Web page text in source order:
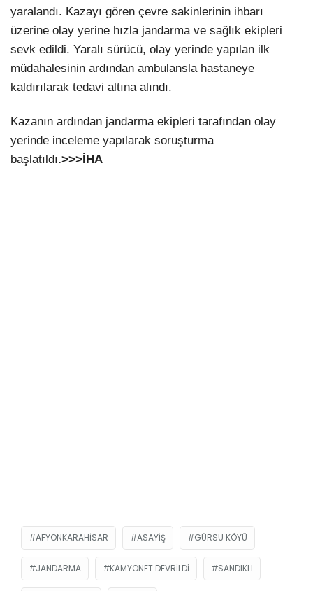
yaralandı. Kazayı gören çevre sakinlerinin ihbarı
üzerine olay yerine hızla jandarma ve sağlık ekipleri
sevk edildi. Yaralı sürücü, olay yerinde yapılan ilk
müdahalesinin ardından ambulansla hastaneye
kaldırılarak tedavi altına alındı.
Kazanın ardından jandarma ekipleri tarafından olay
yerinde inceleme yapılarak soruşturma
başlatıldı.>>>İHA
AFYONKARAHISAR ASAYIŞ GÜRSU KÖYÜ
JANDARMA KAMYONET DEVRILDI SANDIKLI